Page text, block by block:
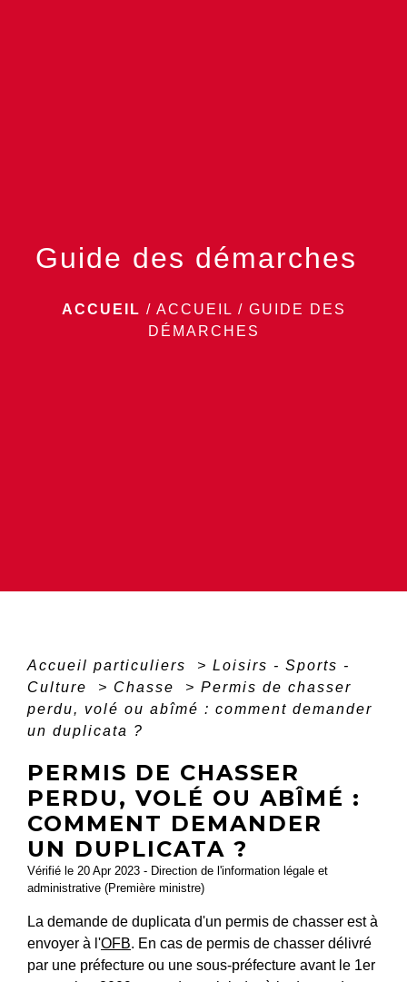
Guide des démarches
ACCUEIL / ACCUEIL / GUIDE DES
DÉMARCHES
Accueil particuliers > Loisirs - Sports -
Culture
> Chasse > Permis de chasser
perdu, volé ou abîmé : comment demander
un duplicata ?
PERMIS DE CHASSER
PERDU, VOLÉ OU ABÎMÉ :
COMMENT DEMANDER
UN DUPLICATA ?
Vérifié le 20 Apr 2023 - Direction de l'information légale et
administrative (Première ministre)
La demande de duplicata d'un permis de chasser est à
envoyer à l'OFB. En cas de permis de chasser délivré
par une préfecture ou une sous-préfecture avant le 1er